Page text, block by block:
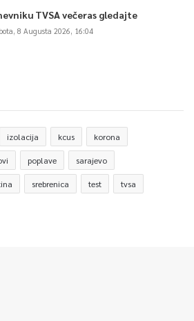
TVSA večeras gledajte
8 Augusta 2026, 16:04
izolacija kcus korona
poplave sarajevo
srebrenica test tvsa